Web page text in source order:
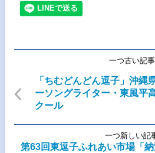
一つ古い記事
「ちむどんどん逗子」沖縄
ーソングライター・東風平
クール
一つ新しい記
第63回東逗子ふれあい市場「